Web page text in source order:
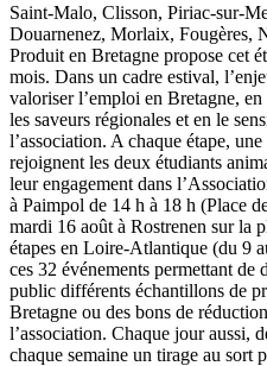
Saint-Malo, Clisson, Piriac-sur-
Douarnenez, Morlaix, Fougères,
Produit en Bretagne propose cet
mois. Dans un cadre estival,
valoriser l’emploi en Bretagne,
les saveurs régionales et en le
l’association. A chaque étape,
rejoignent les deux étudiants
leur engagement dans
à Paimpol de 14 h à 18 h (Place
mardi 16 août à Rostrenen sur la
étapes en Loire-Atlantique (du 9
ces 32 événements permettant
public différents échantillons de
Bretagne ou des bons de
l’association. Chaque jour aussi,
chaque semaine un tirage au sort